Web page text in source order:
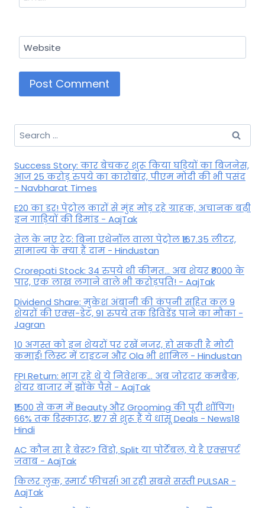
Website
Search
for:
Success Story: कार बेचकर शुरू किया घड़ियों का बिजनेस,
आज 25 करोड़ रुपये का कारोबार, पीएम मोदी की भी पसंद
- Navbharat Times
E20 का डर! पेट्रोल कारों से मुंह मोड़ रहे ग्राहक, अचानक बढ़ी
इन गाड़ियों की डिमांड - AajTak
तेल के नए रेट: बिना एथेनॉल वाला पेट्रोल ₹167.35 लीटर,
सामान्य के क्या हैं दाम - Hindustan
Crorepati Stock: 34 रुपये थी कीमत... अब शेयर ₹8000 के
पार, एक लाख लगाने वाले भी करोड़पति! - AajTak
Dividend Share: मुकेश अंबानी की कंपनी सहित कल 9
शेयरों की एक्स-डेट, 91 रुपये तक डिविडेंड पाने का मौका -
Jagran
10 अगस्त को इन शेयरों पर रखें नजर, हो सकती है मोटी
कमाई! लिस्ट में टाइटन और Ola भी शामिल - Hindustan
FPI Return: भाग रहे थे ये निवेशक... अब जोरदार कमबैक,
शेयर बाजार में झोंके पैसे - AajTak
₹1500 से कम में Beauty और Grooming की पूरी शॉपिंग!
66% तक डिस्काउंट, ₹177 से शुरू हैं ये धांसू Deals - News18
Hindi
AC कौन सा है बेस्ट? विंडो, Split या पोर्टेबल, ये है एक्सपर्ट
जवाब - AajTak
किलर लुक, स्मार्ट फीचर्स! आ रही सबसे सस्ती PULSAR -
AajTak